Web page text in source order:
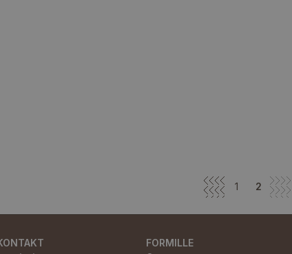
1 2
FORMILLE